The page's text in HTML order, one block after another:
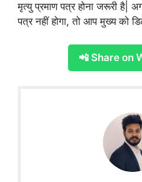
मृत्यु प्रमाण पत्र होना जरूरी है|
पत्र नहीं होगा, तो आप मुख्य को
📲 Share on